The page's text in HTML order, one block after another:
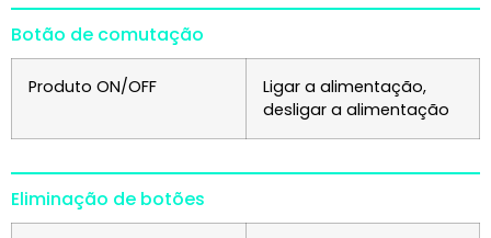
Botão de comutação
Produto ON/OFF
Ligar a alimentação,
desligar a alimentação
Eliminação de botões